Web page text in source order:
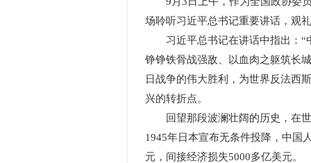
场聆听习近平总书记重要讲话，观
习近平总书记在讲话中指出：“
铮铮铁骨战强敌、以血肉之躯筑长
日战争的伟大胜利，为世界反法西
兴的转折点。
回望那段波澜壮阔的历史，在世
1945年日本宣布无条件投降，中国
元，间接经济损失5000多亿美元。